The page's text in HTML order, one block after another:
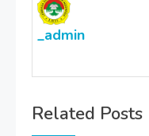
_admin
Related Posts